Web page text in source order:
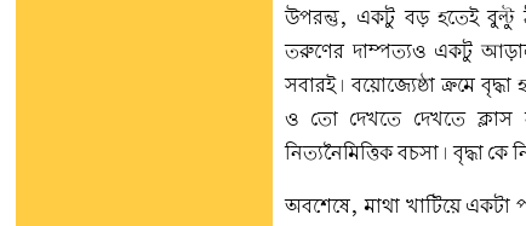
উপরন্তু, একটু বড় হতেই বুল্টু
তরুণের দাম্পত্যও একটু আড়াল
সবারই। বয়োজ্যেষ্ঠা ক্রমে
ও তো দেখতে দেখতে ক্লাস
নিত্যনৈমিত্তিক বচসা। বৃদ্ধা
অবশেষে, মাথা খাটিয়ে